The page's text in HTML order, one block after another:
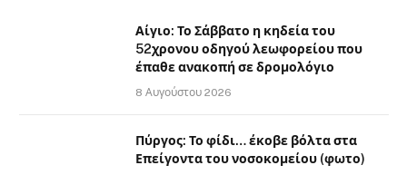
Αίγιο: Το Σάββατο η κηδεία του
52χρονου οδηγού λεωφορείου που
έπαθε ανακοπή σε δρομολόγιο
8 Αυγούστου 2026
Πύργος: Το φίδι… έκοβε βόλτα στα
Επείγοντα του νοσοκομείου (φωτο)